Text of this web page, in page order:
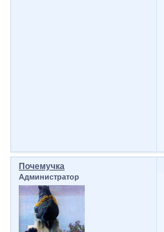
Почемучка
Администратор